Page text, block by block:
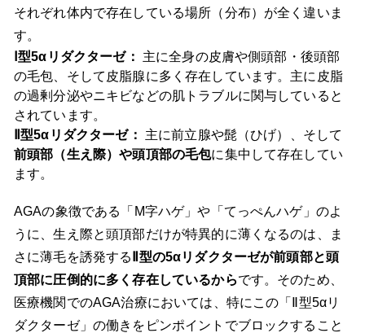
それぞれ体内で存在している場所（分布）が全く違いま
す。
Ⅰ型5αリダクターゼ：
主に全身の皮膚や側頭部・後頭部
の毛包、そして皮脂腺に多く存在しています。主に皮脂
の過剰分泌やニキビなどの肌トラブルに関与していると
されています。
Ⅱ型5αリダクターゼ：
主に前立腺や髭（ひげ）、そして
前頭部（生え際）や頭頂部の毛包に集中して存在してい
ます。
AGAの象徴である「M字ハゲ」や「てっぺんハゲ」のよ
うに、生え際と頭頂部だけが特異的に薄くなるのは、ま
さに薄毛を誘発する
Ⅱ型の5αリダクターゼが前頭部と頭
頂部に圧倒的に多く存在しているからです。そのため、
医療機関でのAGA治療においては、特にこの「Ⅱ型5αリ
ダクターゼ」の働きをピンポイントでブロックすること